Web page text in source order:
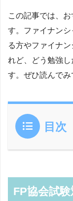
この記事では、
す。ファイナン
る方やファイナ
れど、どう勉強
す。ぜひ読んでみ
目次
FP協会試